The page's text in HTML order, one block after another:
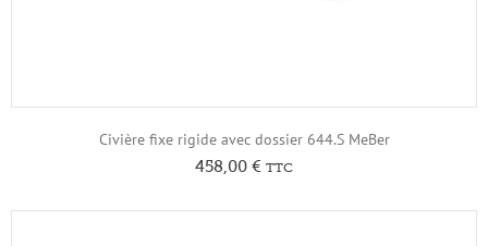
Civière fixe rigide avec dossier 644.S MeBer
458,00 € TTC